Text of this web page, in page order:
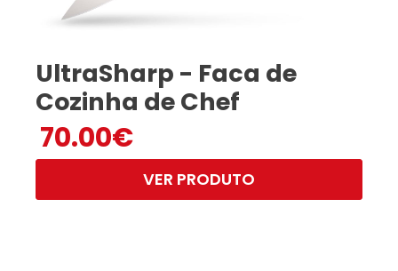
UltraSharp - Faca de
Cozinha de Chef
70.00€
VER PRODUTO